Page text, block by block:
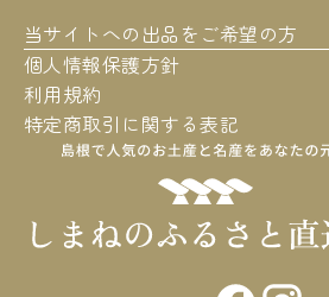
当サイトへの出品をご希望の方
個人情報保護方針
利用規約
特定商取引に関する表記